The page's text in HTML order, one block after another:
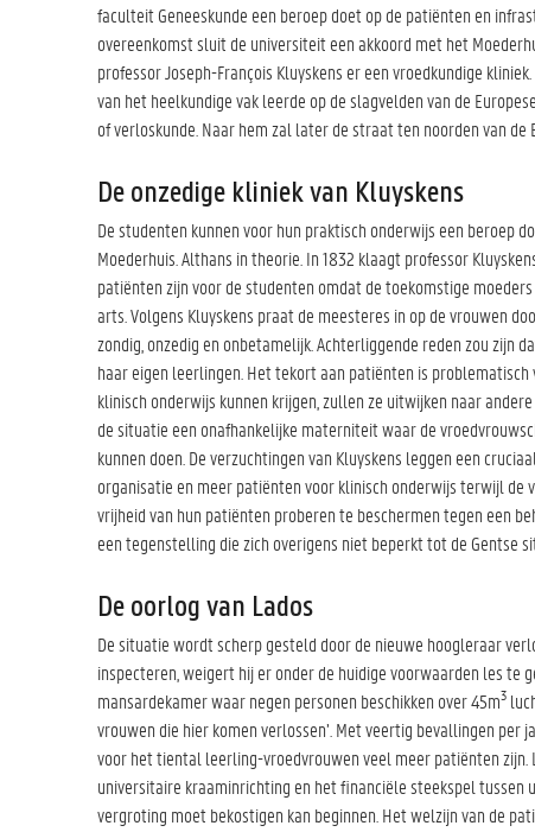
faculteit Geneeskunde een beroep doet op de patiënten en
overeenkomst sluit de universiteit een akkoord met het
professor Joseph-François Kluyskens er een vroedkundige
van het heelkundige vak leerde op de slagvelden van de
of verloskunde. Naar hem zal later de straat ten noorden van de
De onzedige kliniek van Kluyskens
De studenten kunnen voor hun praktisch onderwijs een beroep
Moederhuis. Althans in theorie. In 1832 klaagt professor
patiënten zijn voor de studenten omdat de toekomstige
arts. Volgens Kluyskens praat de meesteres in op de vrouwen
zondig, onzedig en onbetamelijk. Achterliggende reden zou zijn
haar eigen leerlingen. Het tekort aan patiënten is
klinisch onderwijs kunnen krijgen, zullen ze uitwijken naar
de situatie een onafhankelijke materniteit waar de
kunnen doen. De verzuchtingen van Kluyskens leggen een
organisatie en meer patiënten voor klinisch onderwijs terwijl de
vrijheid van hun patiënten proberen te beschermen tegen een
een tegenstelling die zich overigens niet beperkt tot de Gentse
De oorlog van Lados
De situatie wordt scherp gesteld door de nieuwe hoogleraar
inspecteren, weigert hij er onder de huidige voorwaarden les te
mansardekamer waar negen personen beschikken over 45m3
vrouwen die hier komen verlossen’. Met veertig bevallingen
voor het tiental leerling-vroedvrouwen veel meer patiënten zijn.
universitaire kraaminrichting en het financiële steekspel tussen
vergroting moet bekostigen kan beginnen. Het welzijn van de